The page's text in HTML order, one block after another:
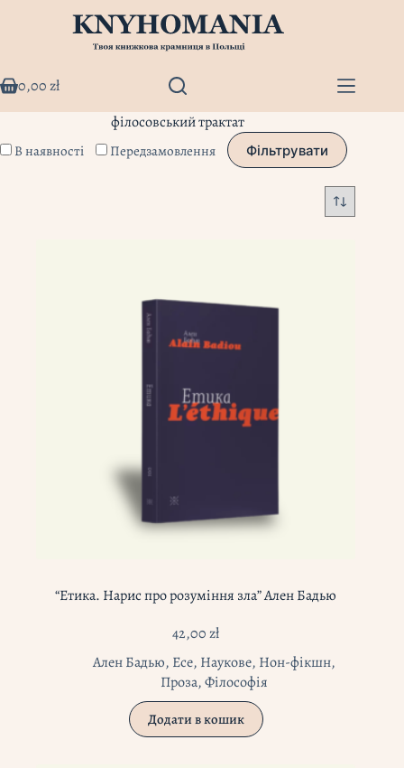
Кошик
0,00zł
філосовський трактат
В наявності Передзамовлення Фільтрувати
“Етика. Нарис про розуміння зла” Ален Бадью
42,00zł
Ален Бадью, Есе, Наукове, Нон-фікшн,
Проза,Філософія
Додати в кошик